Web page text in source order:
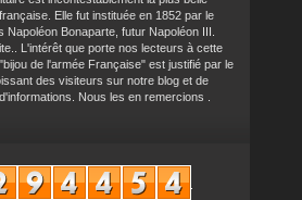
Elle fut instituée en 1852 par le
Napoléon Bonaparte, futur Napoléon III.
L'intérêt que porte nos lecteurs à cette
de l'armée Française" est justifié par le
des visiteurs sur notre blog et de
Nous les en remercions .